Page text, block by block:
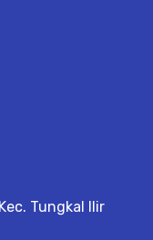
Tungkal Ilir